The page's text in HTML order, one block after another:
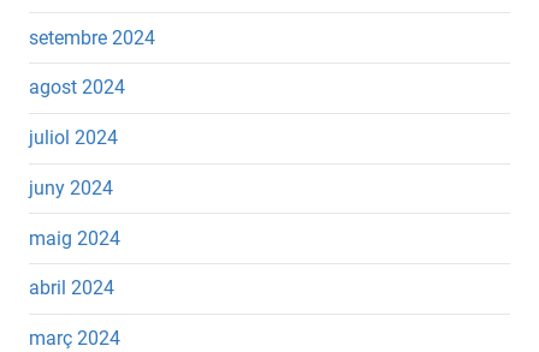
setembre 2024
agost 2024
juliol 2024
juny 2024
maig 2024
abril 2024
març 2024